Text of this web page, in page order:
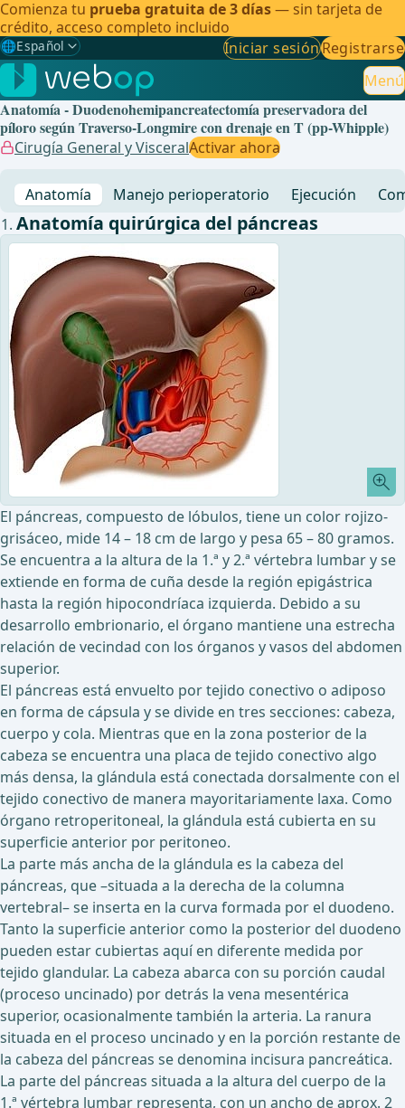
Comienza tu prueba gratuita de 3 días— sin tarjeta de
crédito, acceso completo incluido
🌐Español
Gewählte Sprache: Español
🇩🇪 Alemán
🇬🇧Inglés
🇪🇸Español ✓
🇧🇷Brasileño
Iniciar sesiónRegistrarse
Menú
Anatomía - Duodenohemipancreatectomía preservadora del
píloro según Traverso-Longmire con drenaje en T (pp-Whipple)
Cirugía General y VisceralActivar ahora
Anatomía Manejo perioperatorio Ejecución
Anatomía quirúrgica del páncreas
El páncreas, compuesto de lóbulos, tiene un color rojizo-
grisáceo, mide 14 – 18 cm de largo y pesa 65 – 80 gramos.
Se encuentra a la altura de la 1.ª y 2.ª vértebra lumbar y se
extiende en forma de cuña desde la región epigástrica
hasta la región hipocondríaca izquierda. Debido a su
desarrollo embrionario, el órgano mantiene una estrecha
relación de vecindad con los órganos y vasos del abdomen
superior.
El páncreas está envuelto por tejido conectivo o adiposo
en forma de cápsula y se divide en tres secciones: cabeza,
cuerpo y cola. Mientras que en la zona posterior de la
cabeza se encuentra una placa de tejido conectivo algo
más densa, la glándula está conectada dorsalmente con el
tejido conectivo de manera mayoritariamente laxa. Como
órgano retroperitoneal, la glándula está cubierta en su
superficie anterior por peritoneo.
La parte más ancha de la glándula es la cabeza del
páncreas, que –situada a la derecha de la columna
vertebral– se inserta en la curva formada por el duodeno.
Tanto la superficie anterior como la posterior del duodeno
pueden estar cubiertas aquí en diferente medida por
tejido glandular. La cabeza abarca con su porción caudal
(proceso uncinado) por detrás la vena mesentérica
superior, ocasionalmente también la arteria. La ranura
situada en el proceso uncinado y en la porción restante de
la cabeza del páncreas se denomina incisura pancreática.
La parte del páncreas situada a la altura del cuerpo de la
1.ª vértebra lumbar representa, con un ancho de aprox. 2